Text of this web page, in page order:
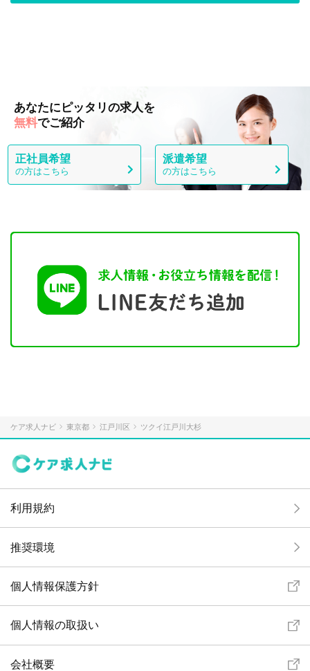
あなたにピッタリの求人を
無料でご紹介
正社員希望
の方はこちら
派遣希望
の方はこちら
ケア求人ナビ 東京都 江戸川区 ツクイ江戸川大杉
利用規約
推奨環境
個人情報保護方針
個人情報の取扱い
会社概要